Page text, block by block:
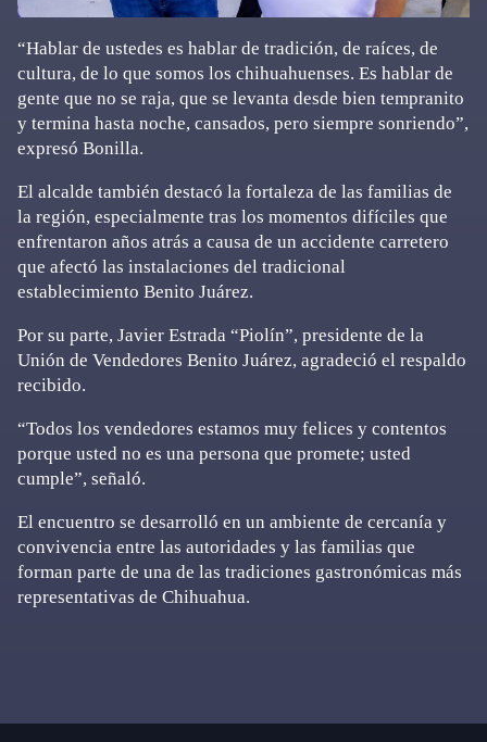
“Hablar de ustedes es hablar de tradición, de raíces, de
cultura, de lo que somos los chihuahuenses. Es hablar de
gente que no se raja, que se levanta desde bien tempranito
y termina hasta noche, cansados, pero siempre sonriendo”,
expresó Bonilla.
El alcalde también destacó la fortaleza de las familias de
la región, especialmente tras los momentos difíciles que
enfrentaron años atrás a causa de un accidente carretero
que afectó las instalaciones del tradicional
establecimiento Benito Juárez.
Por su parte, Javier Estrada “Piolín”, presidente de la
Unión de Vendedores Benito Juárez, agradeció el respaldo
recibido.
“Todos los vendedores estamos muy felices y contentos
porque usted no es una persona que promete; usted
cumple”, señaló.
El encuentro se desarrolló en un ambiente de cercanía y
convivencia entre las autoridades y las familias que
forman parte de una de las tradiciones gastronómicas más
representativas de Chihuahua.